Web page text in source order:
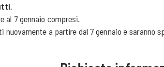
al 7 gennaio compresi.
a partire dal 7 gennaio e saranno